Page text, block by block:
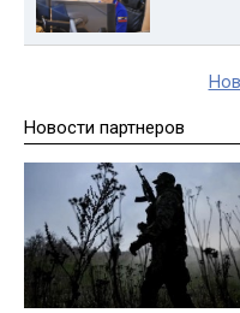
Новости партнеров